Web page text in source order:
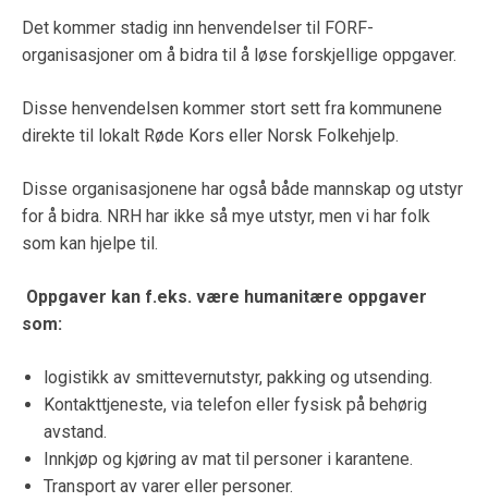
Det kommer stadig inn henvendelser til FORF-
organisasjoner om å bidra til å løse forskjellige oppgaver.
Disse henvendelsen kommer stort sett fra kommunene
direkte til lokalt Røde Kors eller Norsk Folkehjelp.
Disse organisasjonene har også både mannskap og utstyr
for å bidra. NRH har ikke så mye utstyr, men vi har folk
som kan hjelpe til.
Oppgaver kan f.eks. være humanitære oppgaver
som:
logistikk av smittevernutstyr, pakking og utsending.
Kontakttjeneste, via telefon eller fysisk på behørig
avstand.
Innkjøp og kjøring av mat til personer i karantene.
Transport av varer eller personer.